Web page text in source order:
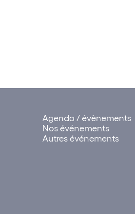
Agenda / évènements
Nos événements
Autres événements